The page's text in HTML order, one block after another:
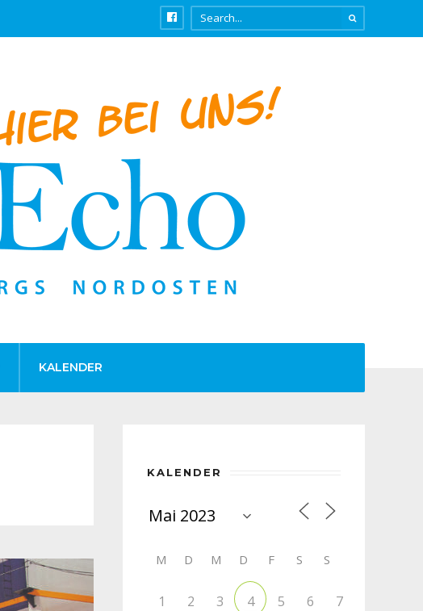
KALENDER
KALENDER
M D M D F S S
1 2 3 4 5 6
7